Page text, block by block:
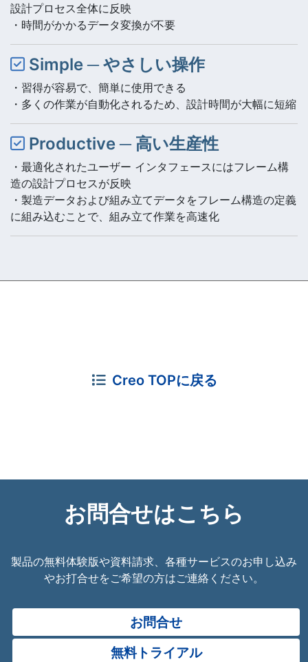
設計プロセス全体に反映
・時間がかかるデータ変換が不要
Simple ─ やさしい操作
・習得が容易で、簡単に使用できる
・多くの作業が自動化されるため、設計時間が大幅に短縮
Productive ─ 高い生産性
・最適化されたユーザー インタフェースにはフレーム構
造の設計プロセスが反映
・製造データおよび組み立てデータをフレーム構造の定義
に組み込むことで、組み立て作業を高速化
Creo TOPに戻る
お問合せはこちら
製品の無料体験版や資料請求、各種サービスのお申し込み
やお打合せをご希望の方はご連絡ください。
お問合せ
無料トライアル